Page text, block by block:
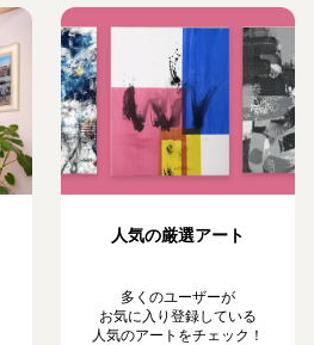
人気の厳選アート
多くのユーザーが
お気に入り登録している
人気のアートをチェック！